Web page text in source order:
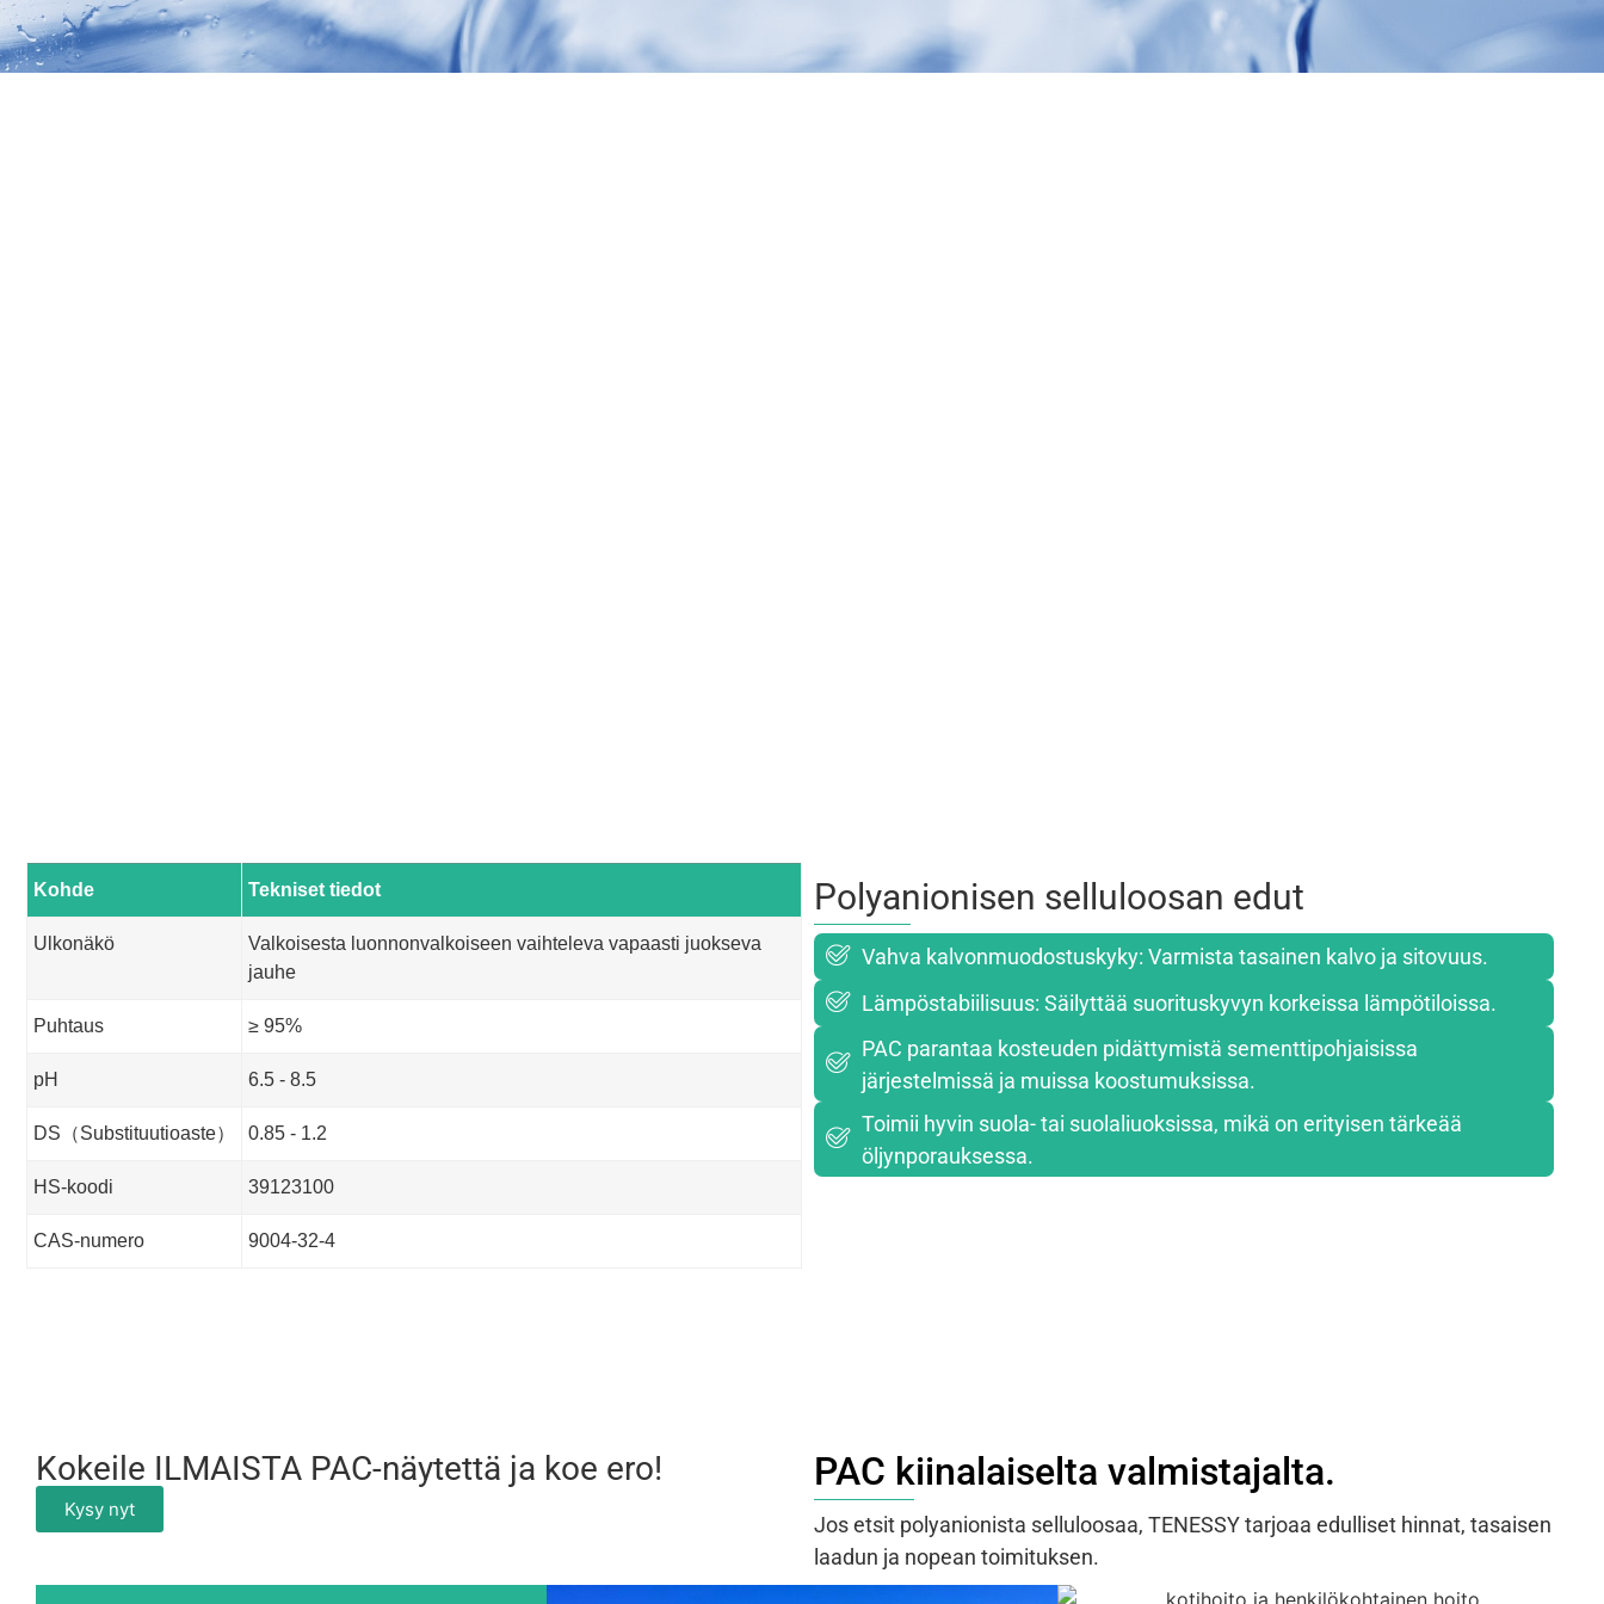
Kohde Tekniset tiedot
Ulkonäkö
Valkoisesta luonnonvalkoiseen vaihteleva vapaasti juokseva
jauhe
Puhtaus ≥ 95%
pH 6.5 - 8.5
DS（Substituutioaste） 0.85 - 1.2
HS-koodi 39123100
CAS-numero 9004-32-4
Polyanionisen selluloosan edut
Vahva kalvonmuodostuskyky: Varmista tasainen kalvo ja sitovuus.
Lämpöstabiilisuus: Säilyttää suorituskyvyn korkeissa lämpötiloissa.
PAC parantaa kosteuden pidättymistä sementtipohjaisissa
järjestelmissä ja muissa koostumuksissa.
Toimii hyvin suola- tai suolaliuoksissa, mikä on erityisen tärkeää
öljynporauksessa.
Kokeile ILMAISTA PAC-näytettä ja koe ero!
Kysy nyt
PAC kiinalaiselta valmistajalta.
Jos etsit polyanionista selluloosaa, TENESSY tarjoaa edulliset hinnat, tasaisen
laadun ja nopean toimituksen.